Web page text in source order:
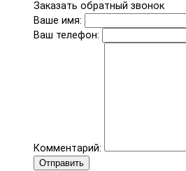
Заказать обратный звонок
Ваше имя:
Ваш телефон:
Комментарий:
Отправить